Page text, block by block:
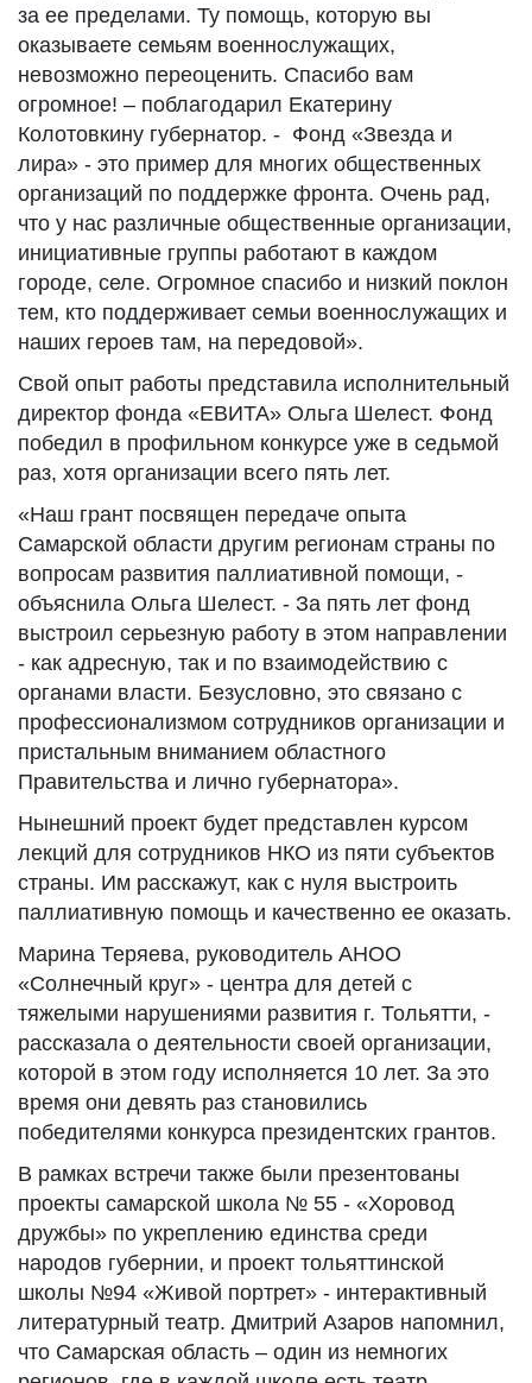
за ее пределами. Ту помощь, которую вы
оказываете семьям военнослужащих,
невозможно переоценить. Спасибо вам
огромное! – поблагодарил Екатерину
Колотовкину губернатор. - Фонд «Звезда и
лира» - это пример для многих общественных
организаций по поддержке фронта. Очень рад,
что у нас различные общественные организации,
инициативные группы работают в каждом
городе, селе. Огромное спасибо и низкий поклон
тем, кто поддерживает семьи военнослужащих и
наших героев там, на передовой».
Свой опыт работы представила исполнительный
директор фонда «ЕВИТА» Ольга Шелест. Фонд
победил в профильном конкурсе уже в седьмой
раз, хотя организации всего пять лет.
«Наш грант посвящен передаче опыта
Самарской области другим регионам страны по
вопросам развития паллиативной помощи, -
объяснила Ольга Шелест. - За пять лет фонд
выстроил серьезную работу в этом направлении
- как адресную, так и по взаимодействию с
органами власти. Безусловно, это связано с
профессионализмом сотрудников организации и
пристальным вниманием областного
Правительства и лично губернатора».
Нынешний проект будет представлен курсом
лекций для сотрудников НКО из пяти субъектов
страны. Им расскажут, как с нуля выстроить
паллиативную помощь и качественно ее оказать.
Марина Теряева, руководитель АНОО
«Солнечный круг» - центра для детей с
тяжелыми нарушениями развития г. Тольятти, -
рассказала о деятельности своей организации,
которой в этом году исполняется 10 лет. За это
время они девять раз становились
победителями конкурса президентских грантов.
В рамках встречи также были презентованы
проекты самарской школа № 55 - «Хоровод
дружбы» по укреплению единства среди
народов губернии, и проект тольяттинской
школы №94 «Живой портрет» - интерактивный
литературный театр. Дмитрий Азаров напомнил,
что Самарская область – один из немногих